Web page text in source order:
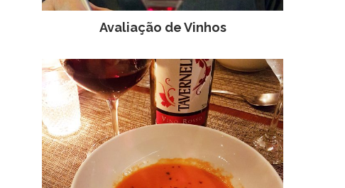
Avaliação de Vinhos